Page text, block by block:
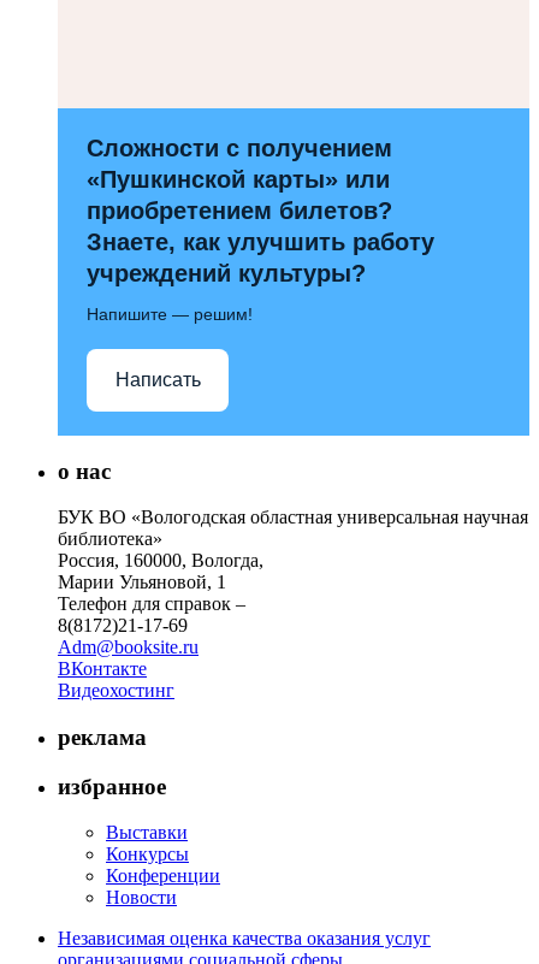
Сложности с получением
«Пушкинской карты» или
приобретением билетов?
Знаете, как улучшить работу
учреждений культуры?
Напишите — решим!
Написать
о нас
БУК ВО «Вологодская областная универсальная научная
библиотека»
Россия, 160000, Вологда,
Марии Ульяновой, 1
Телефон для справок –
8(8172)21-17-69
Adm@booksite.ru
ВКонтакте
Видеохостинг
реклама
избранное
Выставки
Конкурсы
Конференции
Новости
Независимая оценка качества оказания услуг